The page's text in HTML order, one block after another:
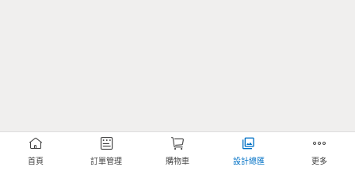
首頁 訂單管理 購物車 設計總匯 更多